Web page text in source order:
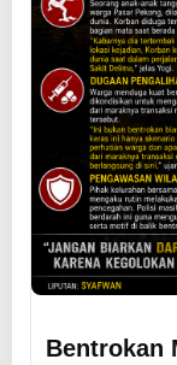
Bentrokan